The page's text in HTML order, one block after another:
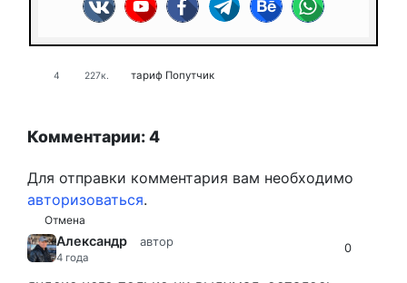
4 227к. тариф Попутчик
Комментарии: 4
Отмена
Для отправки комментария вам необходимо
авторизоваться.
Александр автор
4 года
0